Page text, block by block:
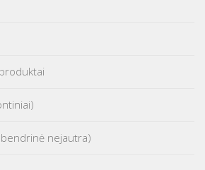
nejautra)